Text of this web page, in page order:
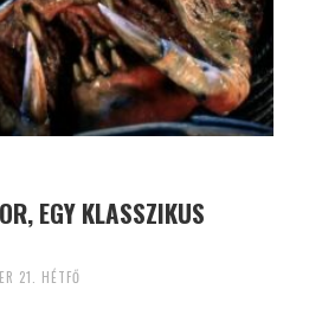
EGY KLASSZIKUS
21. HÉTFŐ